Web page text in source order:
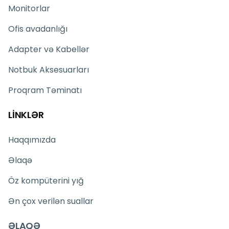
canlı dəstək xidməti vasitəsilə bizə yaza bilərsiniz.
WhatsApp vasitəsilə bizə göndərə bilərsiniz.
verməyə çalışırıq.
təşəkkür edirik! Sizi mağazamızda görməkdən
Monitorlar
Ofis avadanlığı
Adapter və Kabellər
Notbuk Aksesuarları
Proqram Təminatı
LİNKLƏR
Haqqımızda
Əlaqə
Öz kompüterini yığ
Ən çox verilən suallar
ƏLAQƏ